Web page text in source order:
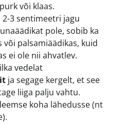
või klaas.
3 sentimeetri jagu
pole, sobib ka
või palsamiäädikas, kuid
ei ole nii ahvatlev.
vedelat
ja segage kergelt, et see
liiga palju vahtu.
koha lähedusse (nt